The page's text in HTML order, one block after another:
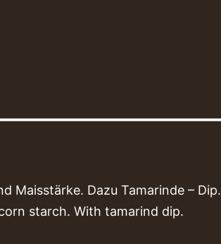
Maisstärke. Dazu Tamarinde – Dip.
starch. With tamarind dip.